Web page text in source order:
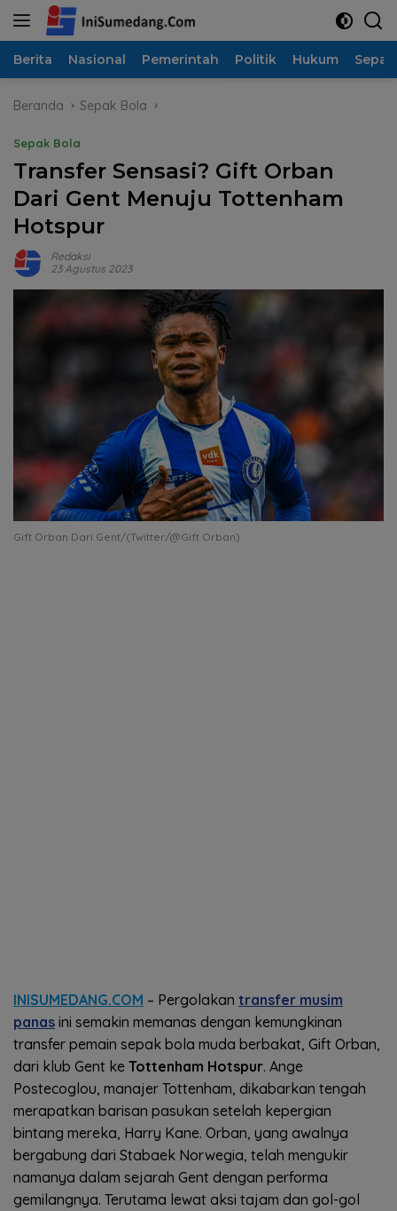
Langsung
Berita Nasional Pemerintah Politik Hukum
Beranda Sepak Bola
Sepak Bola
Transfer Sensasi? Gift Orban
Dari Gent Menuju Tottenham
Hotspur
Redaksi
23 Agustus 2023
Gift Orban Dari Gent/(Twitter/@Gift Orban)
INISUMEDANG.COM – Pergolakan transfer musim
panas ini semakin memanas dengan kemungkinan
transfer pemain sepak bola muda berbakat, Gift Orban,
dari klub Gent ke Tottenham Hotspur. Ange
Postecoglou, manajer Tottenham, dikabarkan tengah
merapatkan barisan pasukan setelah kepergian
bintang mereka, Harry Kane. Orban, yang awalnya
bergabung dari Stabaek Norwegia, telah mengukir
namanya dalam sejarah Gent dengan performa
gemilangnya. Terutama lewat aksi tajam dan gol-gol